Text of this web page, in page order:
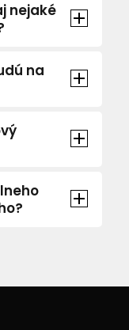
nejaké
na